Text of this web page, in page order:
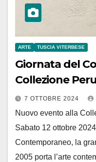
ARTE TUSCIA VITERBESE
Giornata del
Collezione
7 OTTOBRE 2024
Nuovo evento alla
Sabato 12 ottobre
Contemporaneo, la
2005 porta l’arte